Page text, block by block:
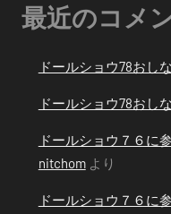
最近のコメ
ドールショウ78おし
ドールショウ78おし
ドールショウ７６に
nitchomより
ドールショウ７６に